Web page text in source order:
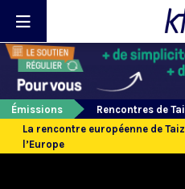
Émissions
Rencontres de
La rencontre européenne de
l’Europe